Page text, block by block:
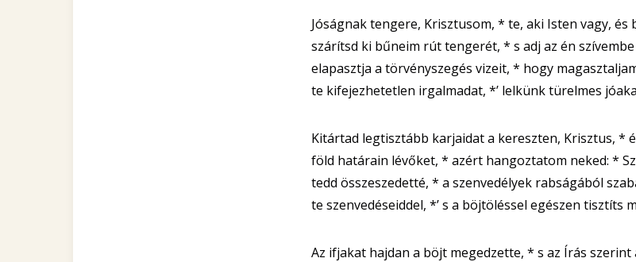
Jóságnak tengere, Krisztusom, * te, aki Isten vagy, és
szárítsd ki bűneim rút tengerét, * s adj az én
elapasztja a törvényszegés vizeit, * hogy
te kifejezhetetlen irgalmadat, *’ lelkünk türelmes
Kitártad legtisztább karjaidat a kereszten, Krisztus, *
föld határain lévőket, * azért hangoztatom neked: *
tedd összeszedetté, * a szenvedélyek rabságából
te szenvedéseiddel, *’ s a böjtöléssel egészen tisztíts
Az ifjakat hajdan a böjt megedzette, * s az Írás szerint